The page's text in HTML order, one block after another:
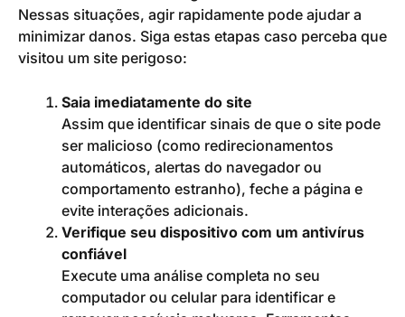
Nessas situações, agir rapidamente pode ajudar a
minimizar danos. Siga estas etapas caso perceba que
visitou um site perigoso:
Saia imediatamente do site
Assim que identificar sinais de que o site pode
ser malicioso (como redirecionamentos
automáticos, alertas do navegador ou
comportamento estranho), feche a página e
evite interações adicionais.
Verifique seu dispositivo com um antivírus
confiável
Execute uma análise completa no seu
computador ou celular para identificar e